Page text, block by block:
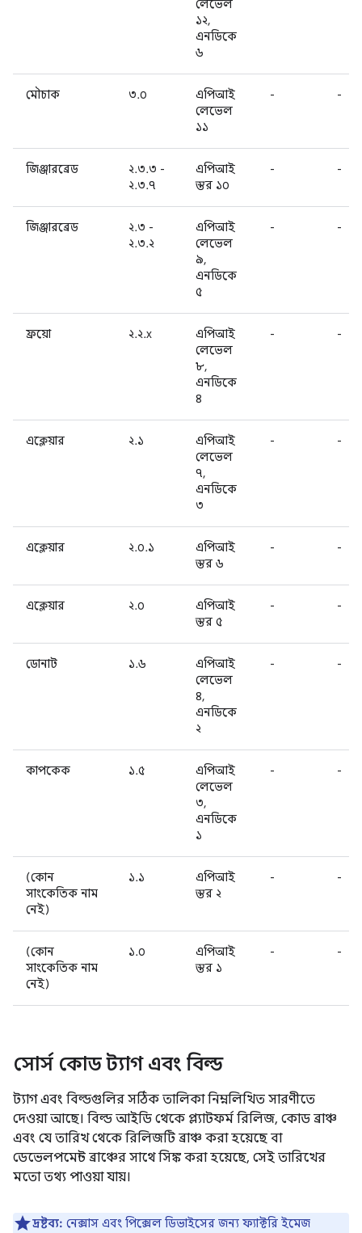
লেভেল
১২,
এনডিকে
৬
মৌচাক ৩.০
এপিআই
লেভেল
১১
- -
জিঞ্জারব্রেড
২.৩.৩ -
২.৩.৭
এপিআই
স্তর ১০
- -
জিঞ্জারব্রেড
২.৩ -
২.৩.২
এপিআই
লেভেল
৯,
এনডিকে
৫
- -
ফ্রয়ো ২.২.x
এপিআই
লেভেল
৮,
এনডিকে
৪
- -
এক্লেয়ার ২.১
এপিআই
লেভেল
৭,
এনডিকে
৩
- -
এক্লেয়ার ২.০.১
এপিআই
স্তর ৬
- -
এক্লেয়ার ২.০
এপিআই
স্তর ৫
- -
ডোনাট ১.৬
এপিআই
লেভেল
৪,
এনডিকে
২
- -
কাপকেক ১.৫
এপিআই
লেভেল
৩,
এনডিকে
১
- -
(কোন
সাংকেতিক নাম
নেই)
১.১
এপিআই
স্তর ২
- -
(কোন
সাংকেতিক নাম
নেই)
১.০
এপিআই
স্তর ১
- -
সোর্স কোড ট্যাগ এবং বিল্ড
ট্যাগ এবং বিল্ডগুলির সঠিক তালিকা নিম্নলিখিত সারণীতে
দেওয়া আছে। বিল্ড আইডি থেকে প্ল্যাটফর্ম রিলিজ, কোড ব্রাঞ্চ
এবং যে তারিখ থেকে রিলিজটি ব্রাঞ্চ করা হয়েছে বা
ডেভেলপমেন্ট ব্রাঞ্চের সাথে সিঙ্ক করা হয়েছে, সেই তারিখের
মতো তথ্য পাওয়া যায়।
দ্রষ্টব্য: নেক্সাস এবং পিক্সেল ডিভাইসের জন্য ফ্যাক্টরি ইমেজ